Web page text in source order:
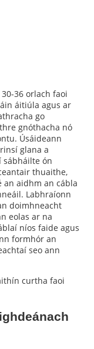
36 orlach faoi
áitiúla agus ar
go
gnóthacha nó
Úsáideann
glana a
sábháilte ón
thuaithe,
an aidhm an cábla
Labhraíonn
doimhneacht
eolas ar na
níos faide agus
formhór an
seo ann